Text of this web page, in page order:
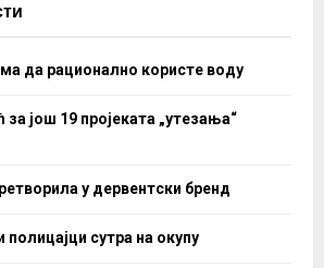
да рационално користе воду
још 19 пројеката „утезања“
у дервентски бренд
сутра на окупу